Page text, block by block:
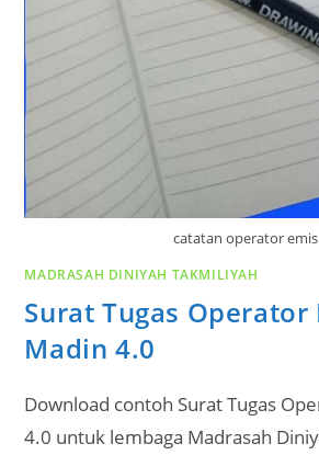
catatan operator emis
MADRASAH DINIYAH TAKMILIYAH
Surat Tugas Operator
Madin 4.0
Download contoh Surat Tugas
4.0 untuk lembaga Madrasah